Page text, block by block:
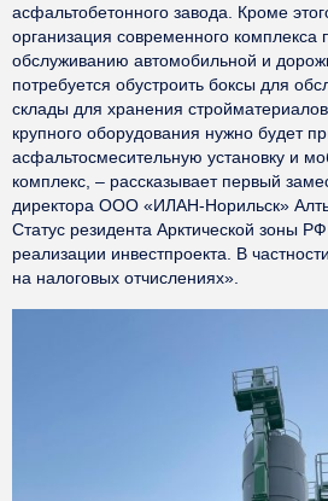
асфальтобетонного завода. Кроме
организация современного комплекса
обслуживанию автомобильной и
потребуется обустроить боксы для
склады для хранения
крупного оборудования нужно будет
асфальтосмесительную установку и
комплекс, – рассказывает первый
директора ООО «ИЛАН-Норильск»
Статус резидента Арктической зоны
реализации инвестпроекта. В
на налоговых отчислениях».